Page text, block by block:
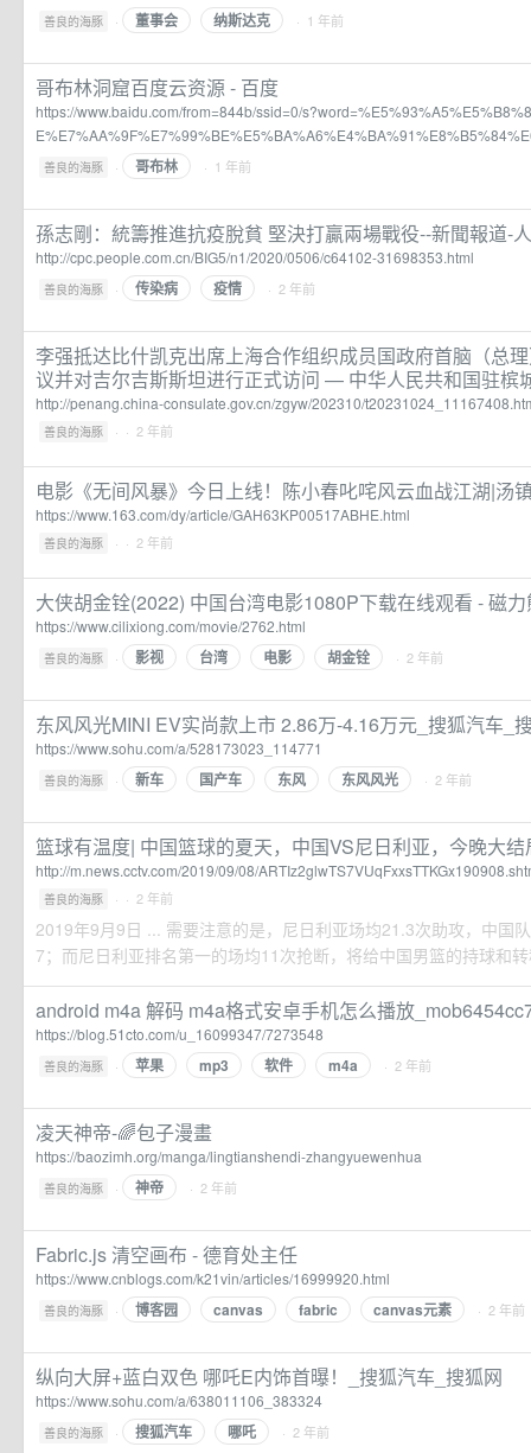
善良的海豚 · 董事会 纳斯达克 · 1 年前
哥布林洞窟百度云资源 - 百度
https://www.baidu.com/from=844b/ssid=0/
善良的海豚 · 哥布林 · 1 年前
孫志剛：統籌推進抗疫脫貧 堅決打贏兩場戰役--新聞報道-
http://cpc.people.com.cn/BIG5/n1/2020/0506/c64102-31698353.html
善良的海豚 · 传染病 疫情 · 2 年前
李强抵达比什凯克出席上海合作组织成员国政府首脑（总
议并对吉尔吉斯斯坦进行正式访问 — 中华人民共和国驻槟
http://penang.china-consulate.gov.cn/zgyw/202310/
善良的海豚 · · 2 年前
电影《无间风暴》今日上线！陈小春叱咤风云血战江湖|汤
https://www.163.com/dy/article/GAH63KP00517ABHE.html
善良的海豚 · · 2 年前
大侠胡金铨(2022) 中国台湾电影1080P下载在线观看 - 磁
https://www.cilixiong.com/movie/2762.html
善良的海豚 · 影视 台湾 电影 胡金铨 · 2 年前
东风风光MINI EV实尚款上市 2.86万-4.16万元_搜狐汽车_
https://www.sohu.com/a/528173023_114771
善良的海豚 · 新车 国产车 东风 东风风光 · 2 年前
篮球有温度| 中国篮球的夏天，中国VS尼日利亚，今晚大结
http://m.news.cctv.com/2019/09/08/
善良的海豚 · · 2 年前
2019年9月9日 ... 需要注意的是，尼日利亚场均21.3次助攻，中国
7；而尼日利亚排名第一的场均11次抢断，将给中国男篮的持球和
android m4a 解码 m4a格式安卓手机怎么播放
https://blog.51cto.com/u_16099347/7273548
善良的海豚 · 苹果 mp3 软件 m4a · 2 年前
凌天神帝-🌈️包子漫畫
https://baozimh.org/manga/lingtianshendi-zhangyuewenhua
善良的海豚 · 神帝 · 2 年前
Fabric.js 清空画布 - 德育处主任
https://www.cnblogs.com/k21vin/articles/16999920.html
善良的海豚 · 博客园 canvas fabric canvas元素 · 2 年前
纵向大屏+蓝白双色 哪吒E内饰首曝！_搜狐汽车_搜狐网
https://www.sohu.com/a/638011106_383324
善良的海豚 · 搜狐汽车 哪吒 · 2 年前